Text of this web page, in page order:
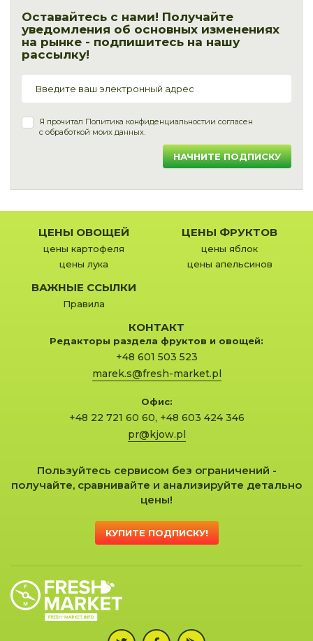
Оставайтесь с нами! Получайте
уведомления об основных изменениях
на рынке - подпишитесь на нашу
рассылку!
Я прочитал Политика конфиденциальностии согласен
с обработкой моих данных.
НАЧНИТЕ ПОДПИСКУ
ЦЕНЫ ОВОЩЕЙ
цены картофеля
цены лука
ЦЕНЫ ФРУКТОВ
цены яблок
цены апельсинов
ВАЖНЫЕ ССЫЛКИ
Правила
КОНТАКТ
Редакторы раздела фруктов и овощей:
+48 601 503 523
marek.s@fresh-market.pl
Офис:
+48 22 721 60 60, +48 603 424 346
pr@kjow.pl
Пользуйтесь сервисом без ограничений -
получайте, сравнивайте и анализируйте детально
цены!
КУПИТЕ ПОДПИСКУ!